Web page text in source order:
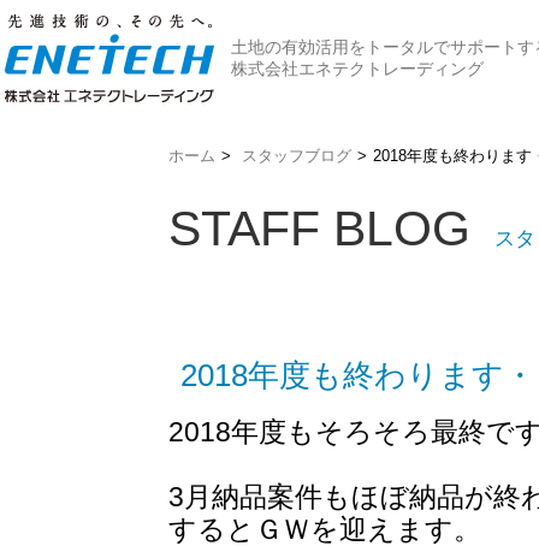
土地の有効活用をトータルでサポートす
株式会社エネテクトレーディング
ホーム > スタッフブログ > 2018年度も終わります
STAFF BLOG ス
2018年度も終わります
2018年度もそろそろ最終で
3月納品案件もほぼ納品が終
するとＧＷを迎えます。